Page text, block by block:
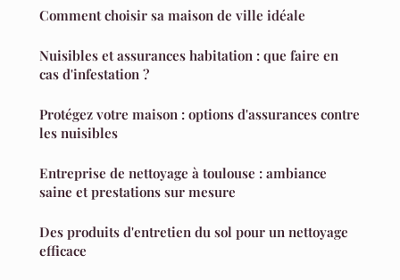
Comment choisir sa maison de ville idéale
Nuisibles et assurances habitation : que faire en
cas d'infestation ?
Protégez votre maison : options d'assurances contre
les nuisibles
Entreprise de nettoyage à toulouse : ambiance
saine et prestations sur mesure
Des produits d'entretien du sol pour un nettoyage
efficace